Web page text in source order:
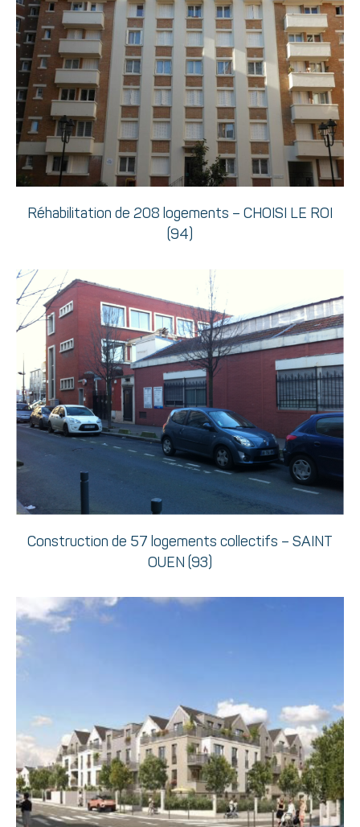
Réhabilitation de 208 logements – CHOISI LE ROI
(94)
Construction de 57 logements collectifs – SAINT
OUEN (93)